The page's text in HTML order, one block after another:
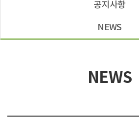
공지사항
NEWS
NEWS